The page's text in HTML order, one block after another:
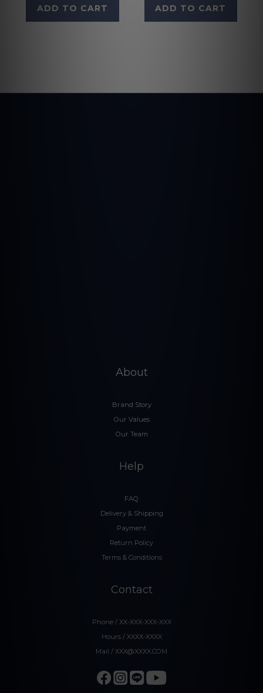
ADD TO CART ADD TO CART
About
Brand Story
Our Values
Our Team
Help
FAQ
Delivery & Shipping
Payment
Return Policy
Terms & Conditions
Contact
Phone / XX-XXX-XXX-XXX
Hours / XXXX-XXXX
Mail / XXX@XXXX.COM